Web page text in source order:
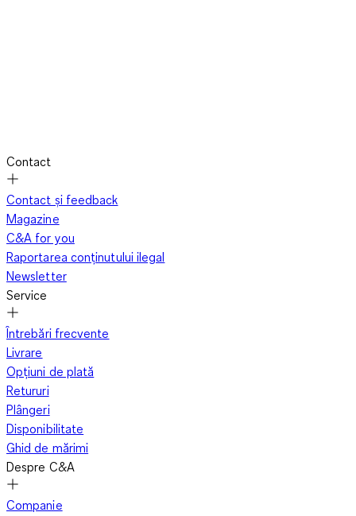
Contact
Contact și feedback
Magazine
C&A for you
Raportarea conținutului ilegal
Newsletter
Service
Întrebări frecvente
Livrare
Opțiuni de plată
Retururi
Plângeri
Disponibilitate
Ghid de mărimi
Despre C&A
Companie